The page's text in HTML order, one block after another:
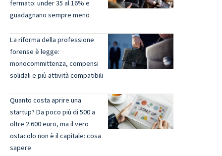
fermato: under 35 al 16% e
guadagnano sempre meno
La riforma della professione
forense è legge:
monocommittenza, compensi
solidali e più attività compatibili
Quanto costa aprire una
startup? Da poco più di 500 a
oltre 2.600 euro, ma il vero
ostacolo non è il capitale: cosa
sapere